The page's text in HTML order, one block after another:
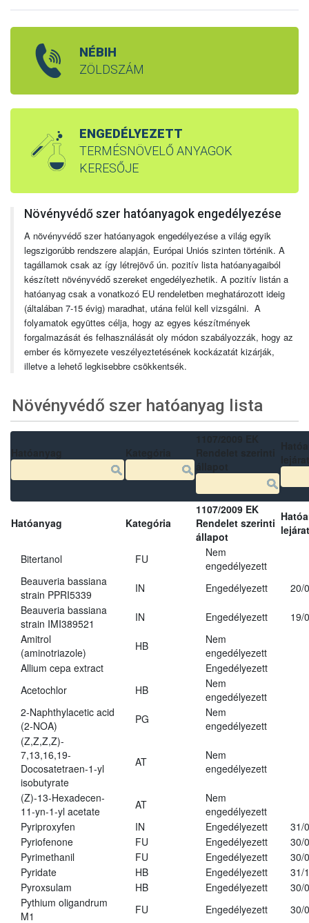
NÉBIH
ZÖLDSZÁM
ENGEDÉLYEZETT
TERMÉSNÖVELŐ ANYAGOK
KERESŐJE
Növényvédő szer hatóanyagok engedélyezése
A növényvédő szer hatóanyagok engedélyezése a világ egyik
legszigorúbb rendszere alapján, Európai Uniós szinten történik. A
tagállamok csak az így létrejövő ún. pozitív lista hatóanyagaiból
készített növényvédő szereket engedélyezhetik. A pozitív listán a
hatóanyag csak a vonatkozó EU rendeletben meghatározott ideig
(általában 7-15 évig) maradhat, utána felül kell vizsgálni. A
folyamatok együttes célja, hogy az egyes készítmények
forgalmazását és felhasználását oly módon szabályozzák, hogy az
ember és környezete veszélyeztetésének kockázatát kizárják,
illetve a lehető legkisebbre csökkentsék.
Növényvédő szer hatóanyag lista
Hatóanyag Kategória
1107/2009 EK
Rendelet szerinti
állapot
Bitertanol FU
Nem
engedélyezett
Beauveria bassiana
strain PPRI5339
IN Engedélyezett
20/
Beauveria bassiana
strain IMI389521
IN Engedélyezett
19/
Amitrol
(aminotriazole)
HB
Nem
engedélyezett
Allium cepa extract
Engedélyezett
Acetochlor
HB
Nem
engedélyezett
2-Naphthylacetic acid
(2-NOA)
PG
Nem
engedélyezett
(Z,Z,Z,Z)-
7,13,16,19-
Docosatetraen-1-yl
isobutyrate
AT
Nem
engedélyezett
(Z)-13-Hexadecen-
11-yn-1-yl acetate
AT
Nem
engedélyezett
Pyriproxyfen
IN Engedélyezett
31/
Pyriofenone
FU Engedélyezett
30/
Pyrimethanil
FU Engedélyezett
30/
Pyridate
HB Engedélyezett
31/
Pyroxsulam
HB Engedélyezett
30/
Pythium oligandrum
M1
FU Engedélyezett
30/